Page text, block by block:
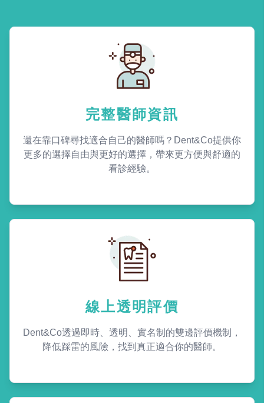
完整醫師資訊
還在靠口碑尋找適合自己的醫師嗎？Dent&Co提供你
更多的選擇自由與更好的選擇，帶來更方便與舒適的
看診經驗。
線上透明評價
Dent&Co透過即時、透明、實名制的雙邊評價機制，
降低踩雷的風險，找到真正適合你的醫師。